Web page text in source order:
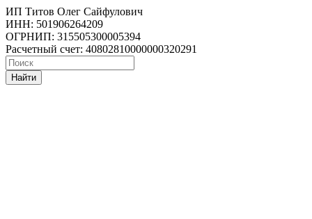
ИП Титов Олег Сайфулович
ИНН: 501906264209
ОГРНИП: 315505300005394
Расчетный счет: 40802810000000320291
Найти